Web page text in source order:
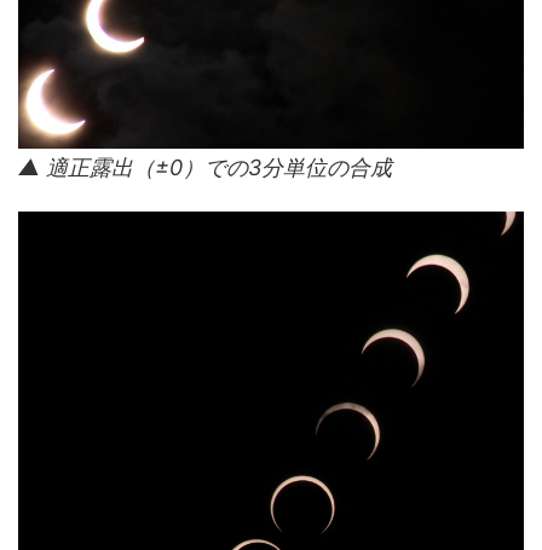
▲ 適正露出（±0）での3分単位の合成